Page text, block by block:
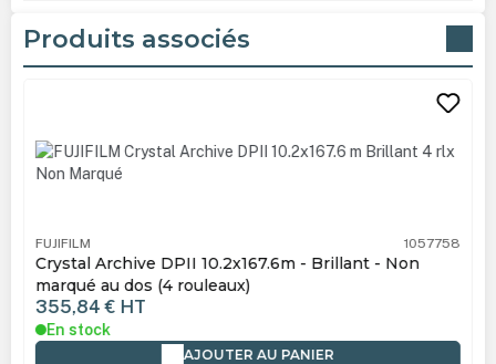
Produits associés
FUJIFILM 1057758
Crystal Archive DPII 10.2x167.6m - Brillant - Non
marqué au dos (4 rouleaux)
355,84 € HT
En stock
AJOUTER AU PANIER